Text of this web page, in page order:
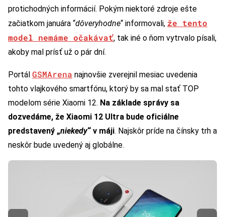
protichodných informácií. Pokým niektoré zdroje ešte
začiatkom januára “dôveryhodne“ informovali, že tento
model nemáme očakávať, tak iné o ňom vytrvalo písali,
akoby mal prísť už o pár dní.
Portál GSMArena najnovšie zverejnil mesiac uvedenia
tohto vlajkového smartfónu, ktorý by sa mal stať TOP
modelom série Xiaomi 12. Na základe správy sa
dozvedáme, že Xiaomi 12 Ultra bude oficiálne
predstavený „niekedy“ v máji. Najskôr príde na čínsky trh a
neskôr bude uvedený aj globálne.